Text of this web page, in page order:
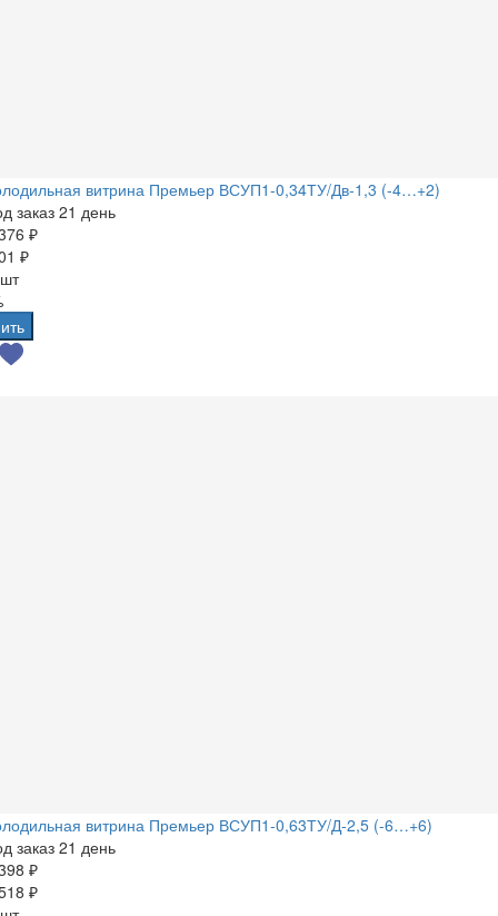
витрина Премьер ВСУП1-0,34ТУ/Дв-1,3 (-4…+2)
заказ 21 день
₽
₽
витрина Премьер ВСУП1-0,63ТУ/Д-2,5 (-6…+6)
заказ 21 день
₽
₽